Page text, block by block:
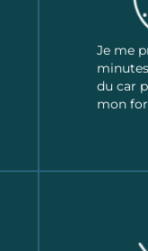
Je me
du car
mon